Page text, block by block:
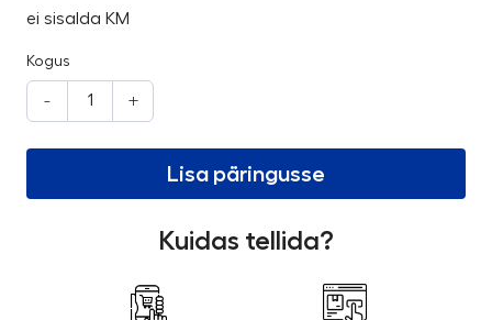
ei sisalda KM
Kogus
- +
Lisa päringusse
Kuidas tellida?